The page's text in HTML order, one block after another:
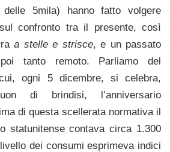
5mila) hanno fatto volgere
sul confronto tra il presente, così
a stelle e strisce, e un passato
tanto remoto. Parliamo del
ogni 5 dicembre, si celebra,
di brindisi, l’anniversario
di questa scellerata normativa il
statunitense contava circa 1.300
dei consumi esprimeva indici